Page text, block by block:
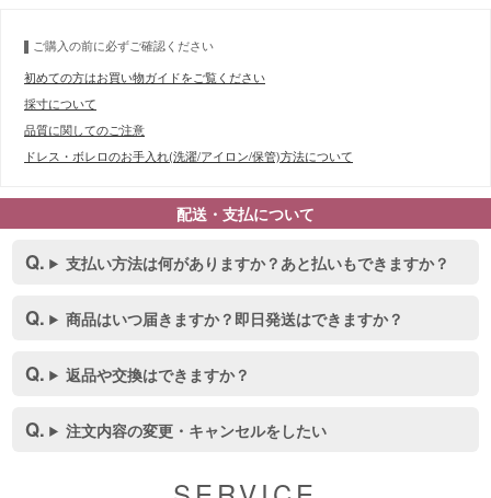
■スペック表
ご購入の前に必ずご確認ください
初めての方はお買い物ガイドをご覧ください
採寸について
品質に関してのご注意
ドレス・ボレロのお手入れ(洗濯/アイロン/保管)方法について
配送・支払について
支払い方法は何がありますか？あと払いもできますか？
商品はいつ届きますか？即日発送はできますか？
返品や交換はできますか？
注文内容の変更・キャンセルをしたい